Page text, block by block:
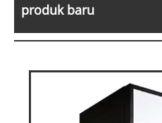
produk baru